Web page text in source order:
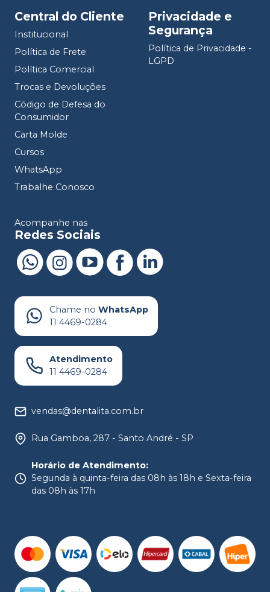
Central do Cliente
Institucional
Política de Frete
Política Comercial
Trocas e Devoluções
Código de Defesa do
Consumidor
Carta Molde
Cursos
WhatsApp
Trabalhe Conosco
Privacidade e
Segurança
Política de Privacidade -
LGPD
Acompanhe nas
Redes Sociais
Chame no WhatsApp
11 4469-0284
Atendimento
11 4469-0284
vendas@dentalita.com.br
Rua Gamboa, 287 - Santo André - SP
Horário de Atendimento:
Segunda à quinta-feira das 08h às 18h e Sexta-feira
das 08h às 17h